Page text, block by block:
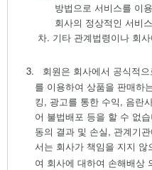
방법으로 서비스를 이
회사의 정상적인 서비
차. 기타 관계법령이나 회
3.
회원은 회사에서 공식적
를 이용하여 상품을 판매하
킹, 광고를 통한 수익, 음란
어 불법배포 등을 할 수 없
동의 결과 및 손실, 관계기
서는 회사가 책임을 지지 않
여 회사에 대하여 손해배상